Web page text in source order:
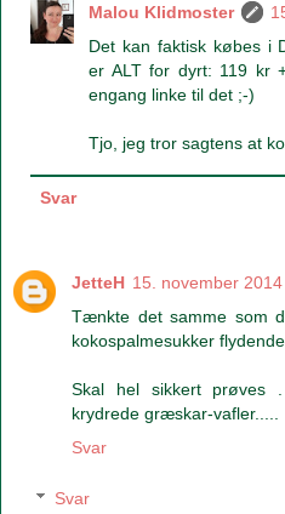
Malou Klidmoster
Det kan faktisk købes i
er ALT for dyrt: 119 kr
engang linke til det ;-)
Tjo, jeg tror sagtens at
Svar
JetteH 15. november
Tænkte det samme som
kokospalmesukker
Skal hel sikkert prøves
krydrede græskar-vafler.....
Svar
Svar